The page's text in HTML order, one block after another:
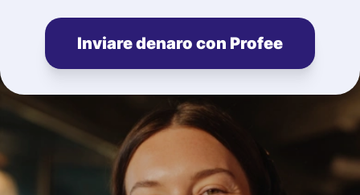
Inviare denaro con Profee